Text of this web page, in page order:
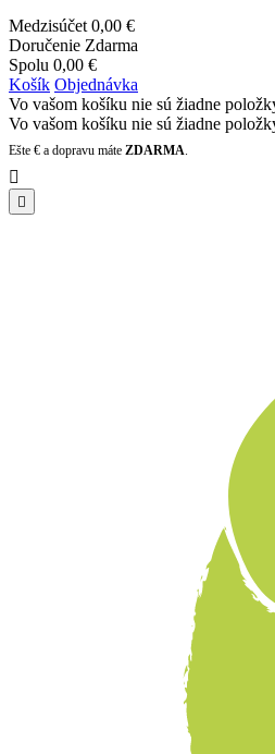
Medzisúčet 0,00 €
Doručenie Zdarma
Spolu 0,00 €
Košík Objednávka
Vo vašom košíku nie sú žiadne
Vo vašom košíku nie sú žiadne
Ešte € a dopravu máte ZDARMA.

